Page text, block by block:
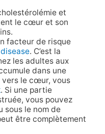
et
le cœur et son
facteur de risque
. C’est la
les adultes aux
dans une
le cœur, vous
. Si une partie
vous pouvez
sous le nom de
être complètement